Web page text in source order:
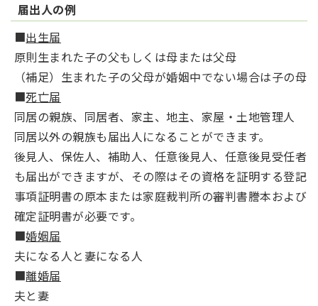
届出人の例
■出生届
原則生まれた子の父もしくは母または父母
（補足）生まれた子の父母が婚姻中でない場合は子の母
■死亡届
同居の親族、同居者、家主、地主、家屋・土地管理人
同居以外の親族も届出人になることができます。
後見人、保佐人、補助人、任意後見人、任意後見受任者
も届出ができますが、その際はその資格を証明する登記
事項証明書の原本または家庭裁判所の審判書謄本および
確定証明書が必要です。
■婚姻届
夫になる人と妻になる人
■離婚届
夫と妻